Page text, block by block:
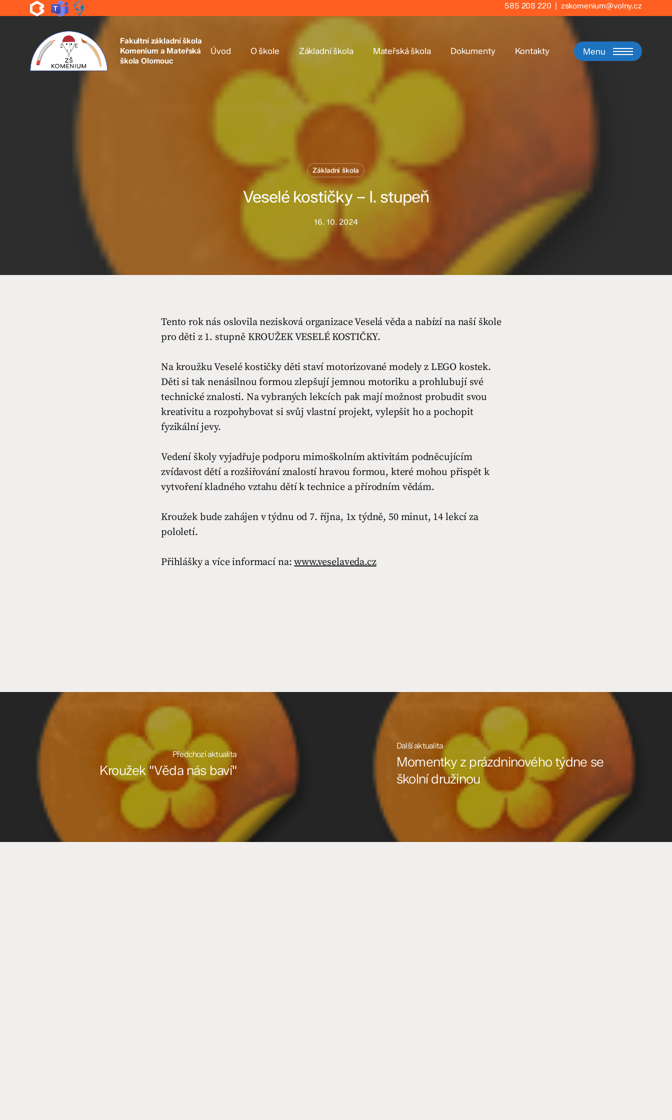
to
585 208 220 | zskomenium@volny.cz
Fakultní základní škola
Komenium a Mateřská
škola Olomouc
Úvod O škole Základní škola Mateřská škola Dokumenty Kontakty Menu
Základní škola
Veselé kostičky – I. stupeň
16. 10. 2024
Tento rok nás oslovila nezisková organizace Veselá věda a nabízí na naší škole
pro děti z 1. stupně KROUŽEK VESELÉ KOSTIČKY.
Na kroužku Veselé kostičky děti staví motorizované modely z LEGO kostek.
Děti si tak nenásilnou formou zlepšují jemnou motoriku a prohlubují své
technické znalosti. Na vybraných lekcích pak mají možnost probudit svou
kreativitu a rozpohybovat si svůj vlastní projekt, vylepšit ho a pochopit
fyzikální jevy.
Vedení školy vyjadřuje podporu mimoškolním aktivitám podněcujícím
zvídavost dětí a rozšiřování znalostí hravou formou, které mohou přispět k
vytvoření kladného vztahu dětí k technice a přírodním vědám.
Kroužek bude zahájen v týdnu od 7. října, 1x týdně, 50 minut, 14 lekcí za
pololetí.
Přihlášky a více informací na:www.veselaveda.cz
Předchozí aktualita
Kroužek "Věda nás baví"
Další aktualita
Momentky z prázdninového týdne se
školní družinou